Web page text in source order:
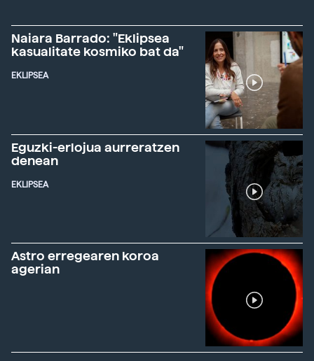
Naiara Barrado: "Eklipsea
kasualitate kosmiko bat da"
EKLIPSEA
Eguzki-erlojua aurreratzen
denean
EKLIPSEA
Astro erregearen koroa
agerian